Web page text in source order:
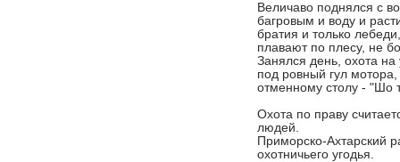
Величаво поднялся с
багровым и воду и
братия и только
плавают по плесу, не
Занялся день, охота на
под ровный гул
отменному столу - "Шо
Охота по праву
людей.
Приморско-Ахтарский
охотничьего угодья.